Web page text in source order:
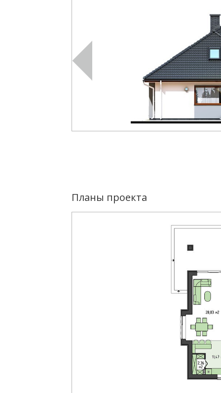
Планы проекта